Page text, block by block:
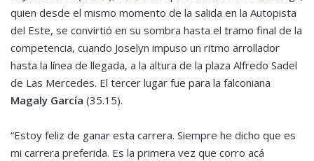
quien desde el mismo momento de la salida en la Autopista
del Este, se convirtió en su sombra hasta el tramo final de la
competencia, cuando Joselyn impuso un ritmo arrollador
hasta la línea de llegada, a la altura de la plaza Alfredo Sadel
de Las Mercedes. El tercer lugar fue para la falconiana
Magaly García (35.15).
“Estoy feliz de ganar esta carrera. Siempre he dicho que es
mi carrera preferida. Es la primera vez que corro acá